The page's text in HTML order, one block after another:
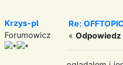
Krzys-pl
Forumowicz
Re:
« Odpowiedz